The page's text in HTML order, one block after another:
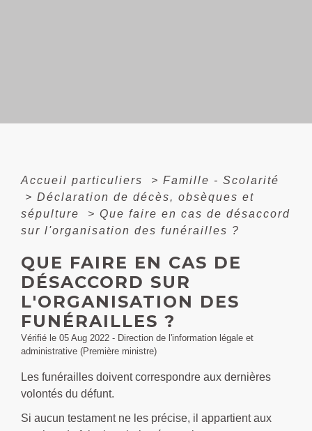
Accueil particuliers > Famille - Scolarité
> Déclaration de décès, obsèques et
sépulture
> Que faire en cas de désaccord
sur l'organisation des funérailles ?
QUE FAIRE EN CAS DE
DÉSACCORD SUR
L'ORGANISATION DES
FUNÉRAILLES ?
Vérifié le 05 Aug 2022 - Direction de l'information légale et
administrative (Première ministre)
Les funérailles doivent correspondre aux dernières
volontés du défunt.
Si aucun testament ne les précise, il appartient aux